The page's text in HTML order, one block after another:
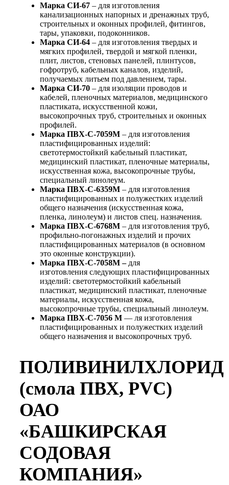
Марка СИ-67 – для изготовления
канализационных напорных и дренажных труб,
строительных и оконных профилей, фитингов,
тары, упаковки, подоконников.
Марка СИ-64 – для изготовления твердых и
мягких профилей, твердой и мягкой пленки,
плит, листов, стеновых панелей, плинтусов,
гофротруб, кабельных каналов, изделий,
получаемых литьем под давлением, тары.
Марка СИ-70 – для изоляции проводов и
кабелей, пленочных материалов, медицинского
пластиката, искусственной кожи,
высокопрочных труб, строительных и оконных
профилей.
Марка ПВХ-С-7059М – для изготовления
пластифицированных изделий:
светотермостойкий кабельный пластикат,
медицинский пластикат, пленочные материалы,
искусственная кожа, высокопрочные трубы,
специальный линолеум.
Марка ПВХ-С-6359М – для изготовления
пластифицированных и полужестких изделий
общего назначения (искусственная кожа,
пленка, линолеум) и листов спец. назначения.
Марка ПВХ-С-6768М – для изготовления труб,
профильно-погонажных изделий и прочих
пластифицированных материалов (в основном
это оконные конструкции).
Марка ПВХ-С-7058М – для
изготовления следующих пластифицированных
изделий: светотермостойкий кабельный
пластикат, медицинский пластикат, пленочные
материалы, искусственная кожа,
высокопрочные трубы, специальный линолеум.
Марка ПВХ-С-7056 М — ля изготовления
пластифицированных и полужестких изделий
общего назначения и высокопрочных труб.
ПОЛИВИНИЛХЛОРИД
(смола ПВХ, PVC)
ОАО
«БАШКИРСКАЯ
СОДОВАЯ
КОМПАНИЯ»